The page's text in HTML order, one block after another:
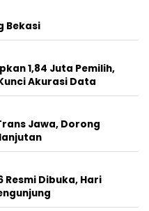
Bekasi
1,84 Juta Pemilih,
Akurasi Data
Jawa, Dorong
Dibuka, Hari